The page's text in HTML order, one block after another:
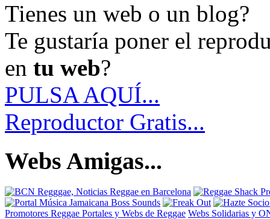
Tienes un web o un blog?
Te gustaría poner el
en tu web?
PULSA AQUÍ...
Reproductor Gratis...
Webs Amigas...
Promotores Reggae Portales y Webs de Reggae Webs Solidarias y